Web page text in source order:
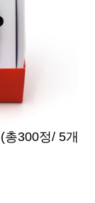
300정/ 5개